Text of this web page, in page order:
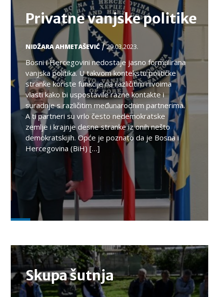
Privatne vanjske politike
NIDŽARA AHMETAŠEVIĆ/29.03.2023.
Bosni i Hercegovini nedostaje jasno formulirana
vanjska politika. U takvom kontekstu političke
stranke koriste funkcije na različitim nivoima
vlasti kako bi uspostavile razne kontakte i
suradnje s različitim međunarodnim partnerima.
A ti partneri su vrlo često nedemokratske
zemlje i krajnje desne stranke iz onih nešto
demokratskijih. Opće je poznato da je Bosna i
Hercegovina (BiH) […]
Skupa šutnja